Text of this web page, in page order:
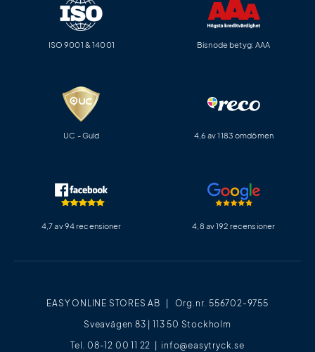
EASY ONLINE STORES AB | Org.nr. 556702-9755
Sveavägen 83 | 113 50 Stockholm
Tel. 08-12 00 11 22 | info@easytryck.se
ISO 9001 & 14001 Bisnode betyg: AAA
UC - Guld 4,6 av 1183 omdömen
4,7 av 94 recensioner 4,8 av 192 recensioner